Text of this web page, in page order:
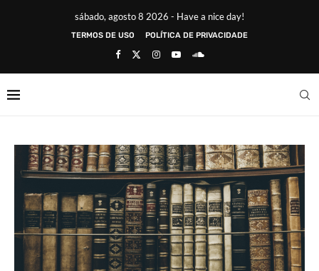
sábado, agosto 8 2026 - Have a nice day!
TERMOS DE USO POLÍTICA DE PRIVACIDADE